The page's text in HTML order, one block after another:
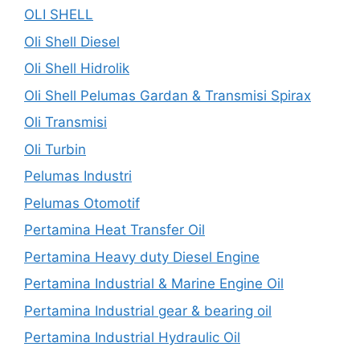
OLI SHELL
Oli Shell Diesel
Oli Shell Hidrolik
Oli Shell Pelumas Gardan & Transmisi Spirax
Oli Transmisi
Oli Turbin
Pelumas Industri
Pelumas Otomotif
Pertamina Heat Transfer Oil
Pertamina Heavy duty Diesel Engine
Pertamina Industrial & Marine Engine Oil
Pertamina Industrial gear & bearing oil
Pertamina Industrial Hydraulic Oil